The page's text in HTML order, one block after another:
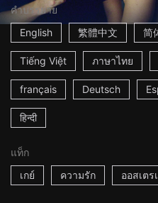
คำบรรยาย
English
繁體中文 简
Tiếng Việt ภาษาไทย
français Deutsch
हिन्दी
แท็ก
เกย์
ความรัก ออสเต